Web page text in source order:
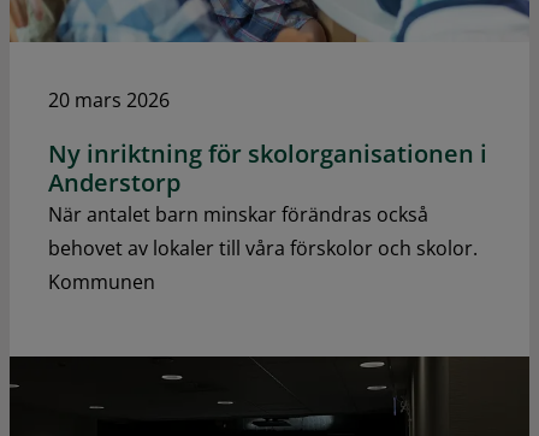
20 mars 2026
Ny inriktning för skolorganisationen i
Anderstorp
När antalet barn minskar förändras också
behovet av lokaler till våra förskolor och skolor.
Kommunen